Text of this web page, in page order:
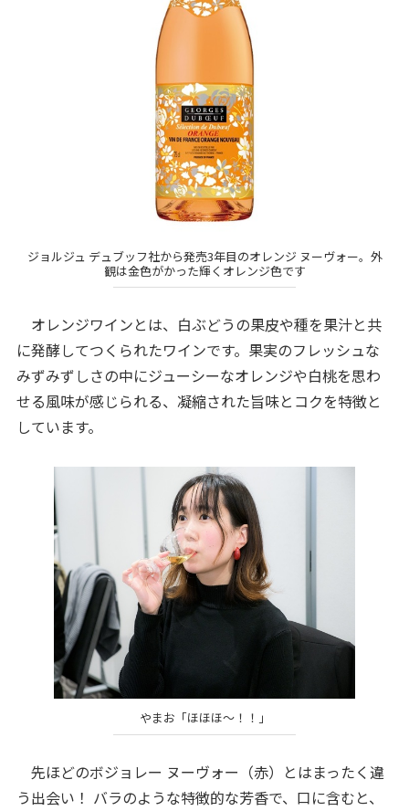
ジョルジュ デュブッフ社から発売3年目のオレンジ ヌーヴォー。外
観は金色がかった輝くオレンジ色です
オレンジワインとは、白ぶどうの果皮や種を果汁と共
に発酵してつくられたワインです。果実のフレッシュな
みずみずしさの中にジューシーなオレンジや白桃を思わ
せる風味が感じられる、凝縮された旨味とコクを特徴と
しています。
やまお「ほほほ～！！」
先ほどのボジョレー ヌーヴォー（赤）とはまったく違
う出会い！ バラのような特徴的な芳香で、口に含むと、